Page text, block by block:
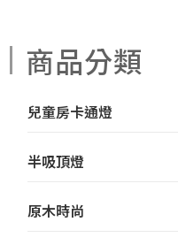
商品分類
兒童房卡通燈
半吸頂燈
原木時尚